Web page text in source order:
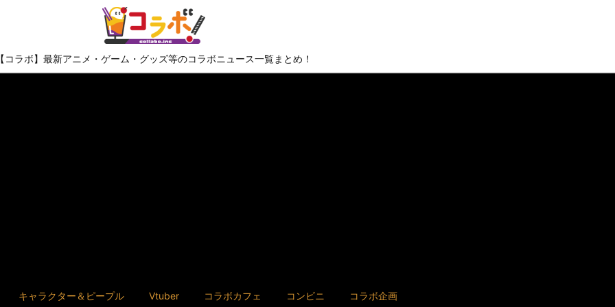
【コラボ】最新アニメ・ゲーム・グッズ等のコラボニュース一覧まとめ！
キャラクター＆ピープル Vtuber コラボカフェ コンビニ コラボ企画